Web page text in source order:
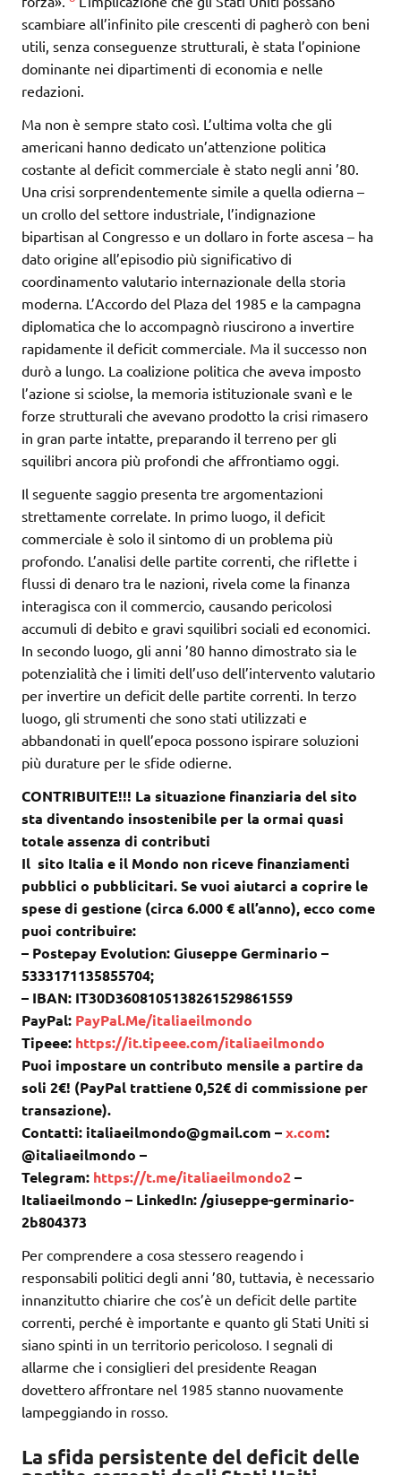
scambiare all’infinito pile crescenti di pagherò con beni
utili, senza conseguenze strutturali, è stata l’opinione
dominante nei dipartimenti di economia e nelle
redazioni.
Ma non è sempre stato così. L’ultima volta che gli
americani hanno dedicato un’attenzione politica
costante al deficit commerciale è stato negli anni ’80.
Una crisi sorprendentemente simile a quella odierna –
un crollo del settore industriale, l’indignazione
bipartisan al Congresso e un dollaro in forte ascesa – ha
dato origine all’episodio più significativo di
coordinamento valutario internazionale della storia
moderna. L’Accordo del Plaza del 1985 e la campagna
diplomatica che lo accompagnò riuscirono a invertire
rapidamente il deficit commerciale. Ma il successo non
durò a lungo. La coalizione politica che aveva imposto
l’azione si sciolse, la memoria istituzionale svanì e le
forze strutturali che avevano prodotto la crisi rimasero
in gran parte intatte, preparando il terreno per gli
squilibri ancora più profondi che affrontiamo oggi.
Il seguente saggio presenta tre argomentazioni
strettamente correlate. In primo luogo, il deficit
commerciale è solo il sintomo di un problema più
profondo. L’analisi delle partite correnti, che riflette i
flussi di denaro tra le nazioni, rivela come la finanza
interagisca con il commercio, causando pericolosi
accumuli di debito e gravi squilibri sociali ed economici.
In secondo luogo, gli anni ’80 hanno dimostrato sia le
potenzialità che i limiti dell’uso dell’intervento valutario
per invertire un deficit delle partite correnti. In terzo
luogo, gli strumenti che sono stati utilizzati e
abbandonati in quell’epoca possono ispirare soluzioni
più durature per le sfide odierne.
CONTRIBUITE!!! La situazione finanziaria del sito
sta diventando insostenibile per la ormai quasi
totale assenza di contributi
Il sito Italia e il Mondo non riceve finanziamenti
pubblici o pubblicitari. Se vuoi aiutarci a coprire le
spese di gestione (circa 6.000 € all’anno), ecco come
puoi contribuire:
– Postepay Evolution: Giuseppe Germinario –
5333171135855704;
– IBAN: IT30D3608105138261529861559
PayPal: PayPal.Me/italiaeilmondo
Tipeee: https://it.tipeee.com/italiaeilmondo
Puoi impostare un contributo mensile a partire da
soli 2€! (PayPal trattiene 0,52€ di commissione per
transazione).
Contatti: italiaeilmondo@gmail.com –x.com:
@italiaeilmondo –
Telegram: https://t.me/italiaeilmondo2–
Italiaeilmondo – LinkedIn: /giuseppe-germinario-
2b804373
Per comprendere a cosa stessero reagendo i
responsabili politici degli anni ’80, tuttavia, è necessario
innanzitutto chiarire che cos’è un deficit delle partite
correnti, perché è importante e quanto gli Stati Uniti si
siano spinti in un territorio pericoloso. I segnali di
allarme che i consiglieri del presidente Reagan
dovettero affrontare nel 1985 stanno nuovamente
lampeggiando in rosso.
La sfida persistente del deficit delle